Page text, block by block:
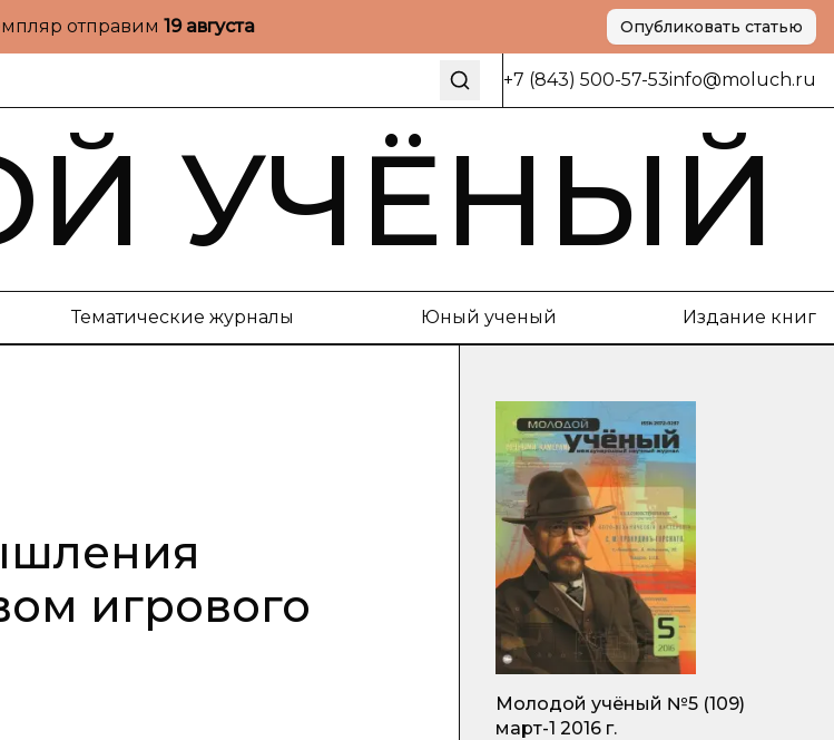
отправим 19 августа Опубликовать статью
+7 (843) 500-57-53info@moluch.ru
УЧЁНЫЙ
Тематические журналы Юный ученый Издание книг
игрового
Молодой учёный №5 (109)
март-1 2016 г.